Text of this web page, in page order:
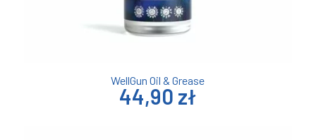
WellGun Oil & Grease
44,90 zł